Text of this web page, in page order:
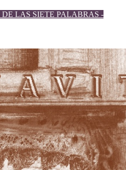
LAS SIETE PALABRAS -